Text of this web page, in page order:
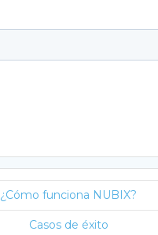
¿Cómo funciona NUBIX?
Casos de éxito